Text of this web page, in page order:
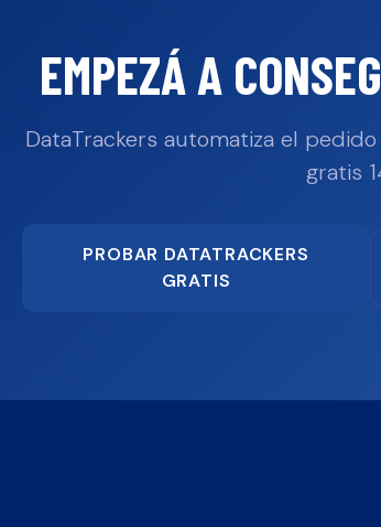
EMPEZÁ A
DataTrackers automatiza el
gratis
PROBAR DATATRACKERS
GRATIS